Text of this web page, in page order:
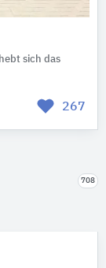
sich das
267
708